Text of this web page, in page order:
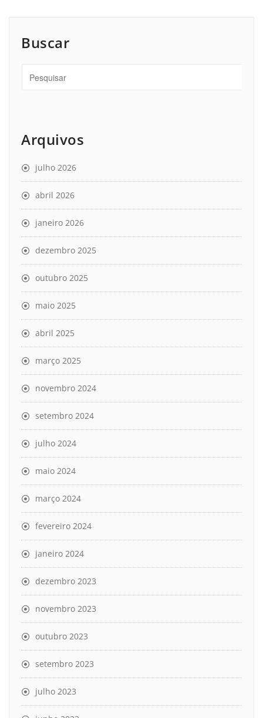
Buscar
Arquivos
julho 2026
abril 2026
janeiro 2026
dezembro 2025
outubro 2025
maio 2025
abril 2025
março 2025
novembro 2024
setembro 2024
julho 2024
maio 2024
março 2024
fevereiro 2024
janeiro 2024
dezembro 2023
novembro 2023
outubro 2023
setembro 2023
julho 2023